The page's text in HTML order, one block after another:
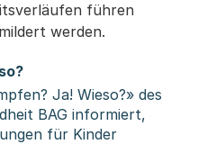
führen
werden.
Ja! Wieso?» des
BAG informiert,
für Kinder